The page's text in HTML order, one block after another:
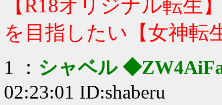
【R18オリジナル転生
を目指したい【女神転
1 ： シャベル
02:23:01 ID:shaberu